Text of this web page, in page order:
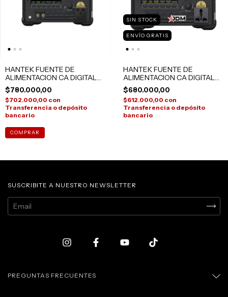
HANTEK FUENTE DE
ALIMENTACION CA DIGITAL
APE11L500 SALIDA 500VA
$780.000,00
$702.000,00 con
Transferencia o depósito
bancario
SIN STOCK
ENVÍO GRATIS
HANTEK FUENTE DE
ALIMENTACION CA DIGITAL
HAP11L500 / HAP11L1000
$680.000,00
$612.000,00 con
Transferencia o depósito
bancario
SUSCRIBITE A NUESTRO NEWSLETTER
PREGUNTAS FRECUENTES